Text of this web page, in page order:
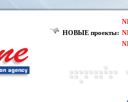
НОВЫЕ проекты: